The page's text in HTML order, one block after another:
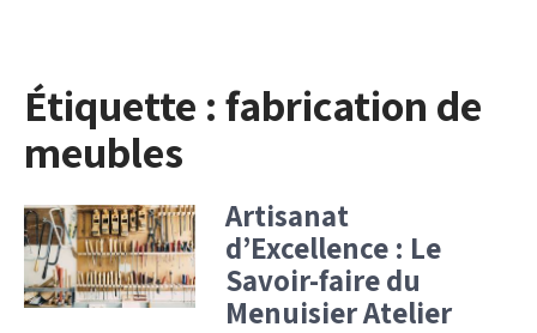
Étiquette :fabrication de
meubles
Artisanat
d’Excellence : Le
Savoir-faire du
Menuisier Atelier